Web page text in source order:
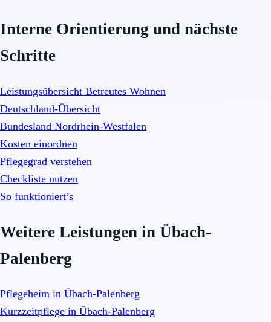
Interne Orientierung und nächste
Schritte
Leistungsübersicht Betreutes Wohnen
Deutschland-Übersicht
Bundesland Nordrhein-Westfalen
Kosten einordnen
Pflegegrad verstehen
Checkliste nutzen
So funktioniert’s
Weitere Leistungen in Übach-
Palenberg
Pflegeheim in Übach-Palenberg
Kurzzeitpflege in Übach-Palenberg